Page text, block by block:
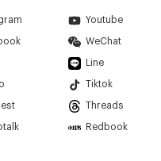
Youtube
WeChat
Line
Tiktok
Threads
Redbook